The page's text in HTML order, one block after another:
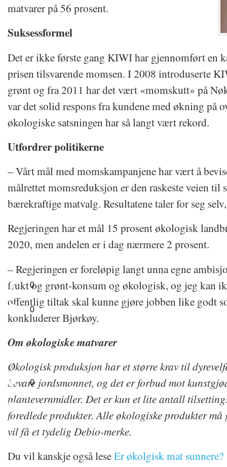
0
0
0
matvarer på 56 prosent.
Suksessformel
Det er ikke første gang KIWI har gjennomført en
prisen tilsvarende momsen. I 2008 introduserte
grønt og fra 2011 har det vært «momskutt» på
var det solid respons fra kundene med økning på
økologiske satsningen har så langt vært rekord.
Utfordrer politikerne
– Vårt mål med momskampanjene har vært å
målrettet momsreduksjon er den raskeste veien til
bærekraftige matvalg. Resultatene taler for seg
Regjeringen har et mål 15 prosent økologisk
2020, men andelen er i dag nærmere 2 prosent.
– Regjeringen er foreløpig langt unna egne
frukt og grønt-konsum og økologisk, og jeg kan
offentlig tiltak skal kunne gjøre jobben like godt
konkluderer Bjørkøy.
Om økologiske matvarer
Økologisk produksjon har et større krav til
bevare jordsmonnet, og det er forbud mot
plantevernmidler. Det er kun et lite antall
foredlede produkter. Alle økologiske produkter
vil få et tydelig Debio-merke.
Du vil kanskje også leseEr økolgisk mat sunnere?